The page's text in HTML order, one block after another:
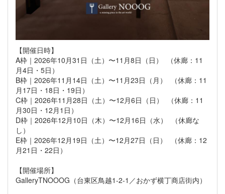
【開催日時】
A枠｜2026年10月31日（土）〜11月8日（日） （休廊：11
月4日・5日）
B枠｜2026年11月14日（土）〜11月23日（月） （休廊：11
月17日・18日・19日）
C枠｜2026年11月28日（土）〜12月6日（日） （休廊：11
月30日・12月1日）
D枠｜2026年12月10日（木）〜12月16日（水） （休廊な
し）
E枠｜2026年12月19日（土）〜12月27日（日） （休廊：12
月21日・22日）
【開催場所】
GalleryTNOOOG（台東区鳥越1-2-1／おかず横丁商店街内）